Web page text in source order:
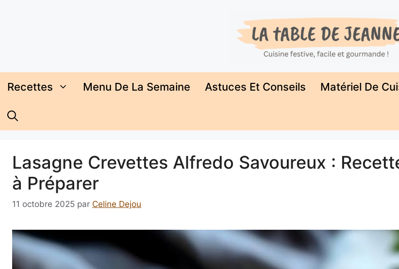
Recettes Menu De La Semaine Astuces Et Conseils Matériel De
Lasagne Crevettes Alfredo Savoureux :
à Préparer
11 octobre 2025 par Celine Dejou